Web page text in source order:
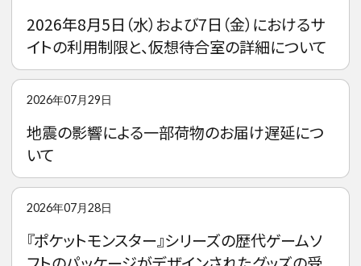
2026年8月5日（水）および7日（金）におけるサ
イトの利用制限と、仮想待合室の詳細について
2026年07月29日
地震の影響による一部荷物のお届け遅延につ
いて
2026年07月28日
『ポケットモンスター』シリーズの歴代ゲームソ